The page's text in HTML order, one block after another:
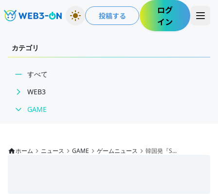
投稿する
ログ
イン
カテゴリ
すべて
WEB3
BCGニュース
GAME
ホーム ニュース GAME ゲームニュース 韓国発『S...